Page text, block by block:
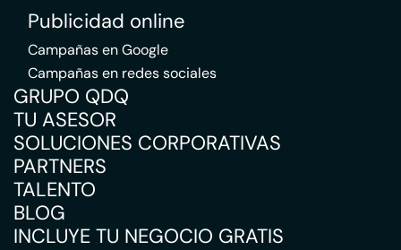
Publicidad online
Campañas en Google
Campañas en redes sociales
GRUPO QDQ
TU ASESOR
SOLUCIONES CORPORATIVAS
PARTNERS
TALENTO
BLOG
INCLUYE TU NEGOCIO GRATIS